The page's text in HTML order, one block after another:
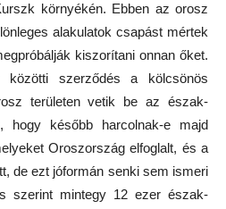
környékén. Ebben az orosz
alakulatok csapást mértek
kiszorítani onnan őket.
szerződés a kölcsönös
területen vetik be az észak-
hogy később harcolnak-e majd
Oroszország elfoglalt, és a
de ezt jóformán senki sem ismeri
szerint mintegy 12 ezer észak-